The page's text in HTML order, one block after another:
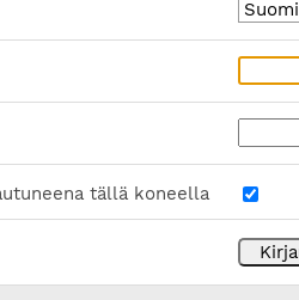
tällä koneella